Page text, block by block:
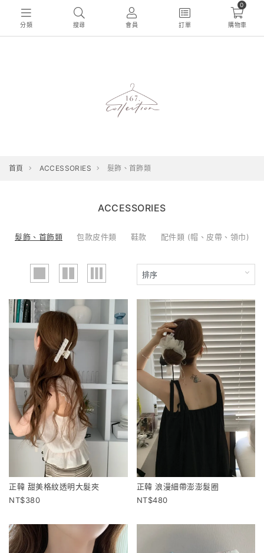
分類 搜尋 會員 訂單
0
購物車
首頁 ACCESSORIES 髮飾、首飾類
ACCESSORIES
髮飾、首飾類 包款皮件類 鞋款 配件類 (帽、皮帶、領巾)
正韓 甜美格紋透明大髮夾
380
正韓 浪漫細帶澎澎髮圈
480